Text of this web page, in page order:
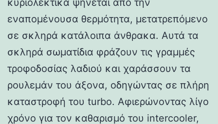
εναπομένουσα θερμότητα, μετατρεπόμενο
σε σκληρά κατάλοιπα άνθρακα. Αυτά τα
σκληρά σωματίδια φράζουν τις γραμμές
τροφοδοσίας λαδιού και χαράσσουν τα
ρουλεμάν του άξονα, οδηγώντας σε πλήρη
καταστροφή του turbo. Αφιερώνοντας λίγο
χρόνο για τον καθαρισμό του intercooler,